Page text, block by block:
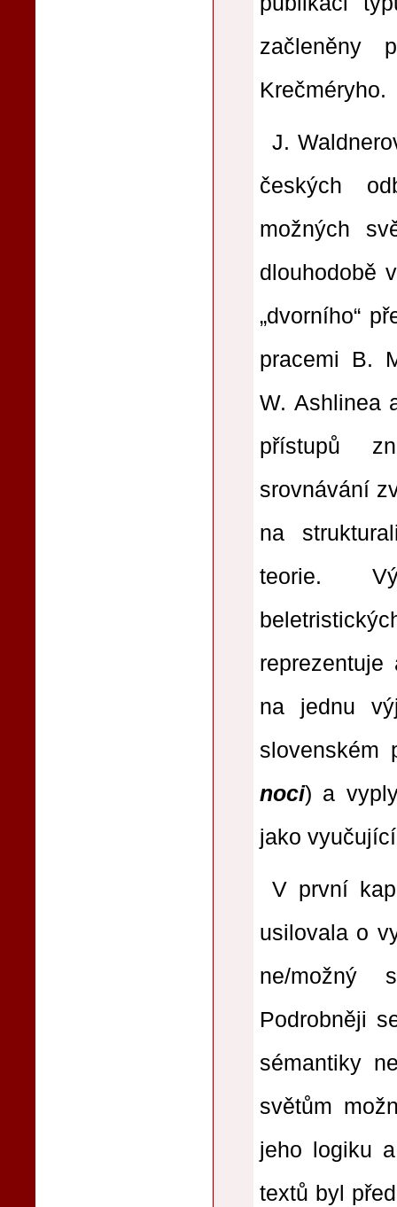
začleněny
Krečméryho.
J.
českých
možných
dlouhodobě
„dvorního“
pracemi B.
W. Ashlinea
přístupů
srovnávání
na
teorie.
reprezentuje
na jednu
slovenském
noci) a
jako
V první
usilovala o
ne/možný
Podrobněji
sémantiky
světům
jeho logiku
textů byl